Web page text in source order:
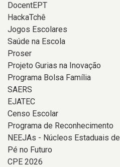
DocentEPT
HackaTchê
Jogos Escolares
Saúde na Escola
Proser
Projeto Gurias na Inovação
Programa Bolsa Família
SAERS
EJATEC
Censo Escolar
Programa de Reconhecimento
NEEJAs - Núcleos Estaduais de
Pé no Futuro
CPE 2026